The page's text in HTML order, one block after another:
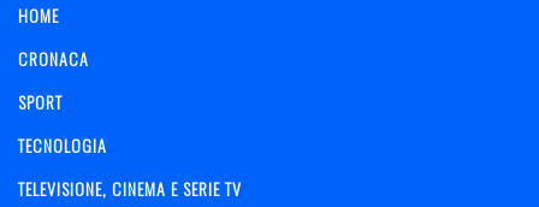
HOME
CRONACA
SPORT
TECNOLOGIA
TELEVISIONE, CINEMA E SERIE TV